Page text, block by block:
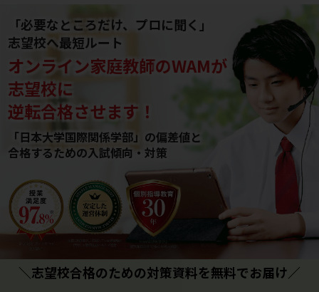
「必要なところだけ、プロに聞く」
志望校へ最短ルート
オンライン家庭教師のWAMが
志望校に
逆転合格させます！
「日本大学国際関係学部」の偏差値と
合格するための⼊試傾向・対策
＼志望校合格のための対策資料を無料でお届け／